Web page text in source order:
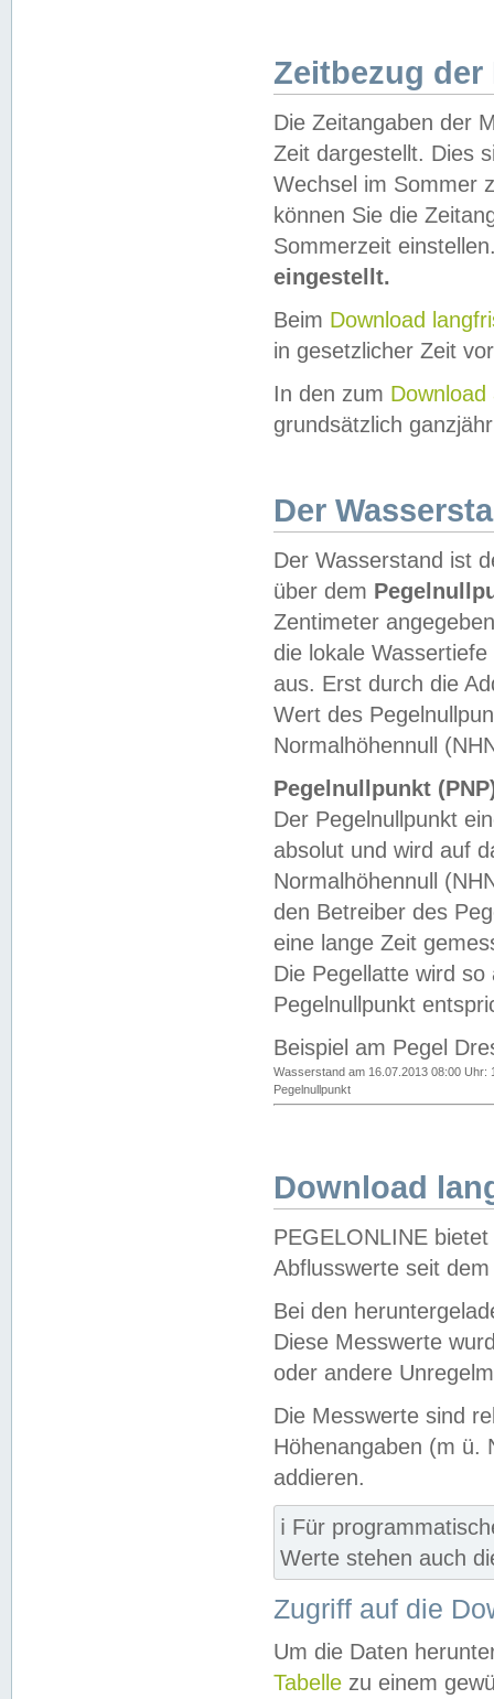
Zeitbezug der
Die Zeitangaben der
Zeit dargestellt. Dies
Wechsel im Sommer
können Sie die
Sommerzeit
eingestellt.
Beim Download
in gesetzlicher Zeit
In den zum Download
grundsätzlich
Der
Der Wasserstand ist
über dem
Zentimeter
die lokale
aus. Erst durch die
Wert des
Normalhöhennull
Pegelnullpunkt
Der Pegelnullpunkt
absolut und wird auf
Normalhöhennull
den Betreiber des
eine lange Zeit
Die Pegellatte wird
Pegelnullpunkt
Beispiel am Pegel
Wasserstand am 16.07.2013 08:00 Uhr:
Pegelnullpunkt
Download
PEGELONLINE
Abflusswerte seit
Bei den
Diese Messwerte
oder andere
Die Messwerte sind
Höhenangaben (m ü.
addieren.
ℹ️ Für
Werte stehen auch
Zugriff auf die
Um die Daten
Tabelle zu einem